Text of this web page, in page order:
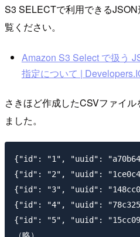
S3 SELECTで利用できる
覧ください。
Amazon S3 Select で扱う
指定について |
さきほど作成したCSVファイル
ました。
{"id": "1", "uuid":
{"id": "2", "uuid":
{"id": "3", "uuid":
{"id": "4", "uuid":
{"id": "5", "uuid":
（略）